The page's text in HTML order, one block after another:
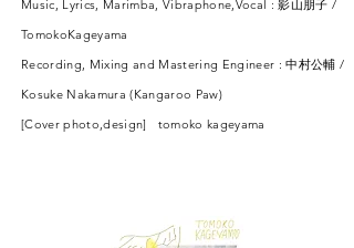
Music, Lyrics, Marimba, Vibraphone,Vocal : 影山朋子 /
TomokoKageyama
Recording, Mixing and Mastering Engineer : 中村公輔 /
Kosuke Nakamura (Kangaroo Paw)
[Cover photo,design]
tomoko kageyama